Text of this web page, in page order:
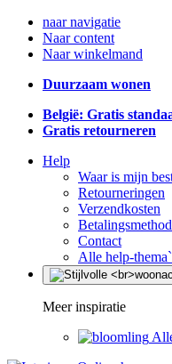
naar navigatie
Naar content
Naar winkelmand
Duurzaam wonen
België: Gratis
Gratis retourneren
Help
Waar is mijn
Retourneringen
Verzendkosten
Contact
Alle help-
Meer inspiratie